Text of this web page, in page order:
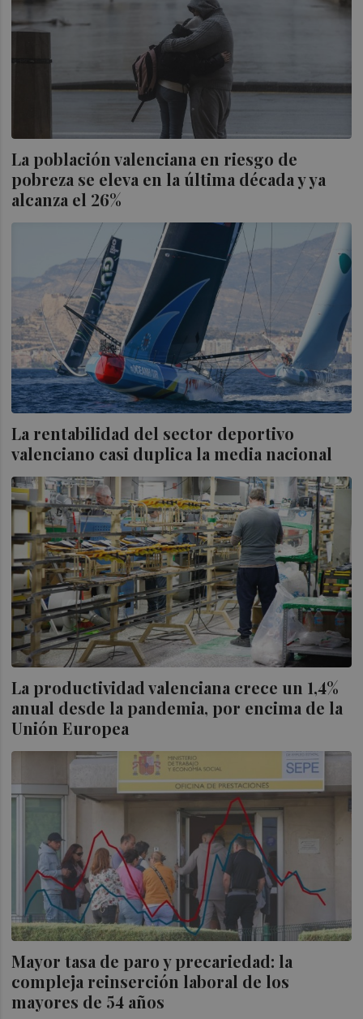
La población valenciana en riesgo de
pobreza se eleva en la última década y ya
alcanza el 26%
La rentabilidad del sector deportivo
valenciano casi duplica la media nacional
La productividad valenciana crece un 1,4%
anual desde la pandemia, por encima de la
Unión Europea
Mayor tasa de paro y precariedad: la
compleja reinserción laboral de los
mayores de 54 años